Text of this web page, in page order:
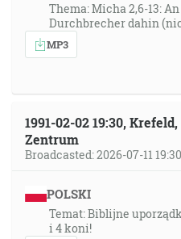
Thema: Micha 2,6-13:
Durchbrecher dahin
MP3
1991-02-02 19:30,
Zentrum
Broadcasted: 2026-07-11 19:30
POLSKI
Temat: Biblijne
i 4 koni!